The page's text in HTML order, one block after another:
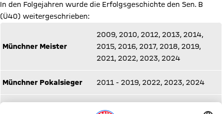
In den Folgejahren wurde die Erfolgsgeschichte den Sen. B
(Ü40) weitergeschrieben:
Münchner Meister
2009, 2010, 2012, 2013, 2014,
2015, 2016, 2017, 2018, 2019,
2021, 2022, 2023, 2024
Münchner Pokalsieger 2011 - 2019, 2022, 2023, 2024